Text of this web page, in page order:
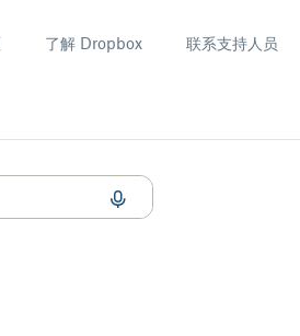
了解 Dropbox 联系支持人员